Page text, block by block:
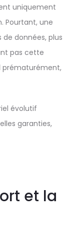
uniquement
Pourtant, une
de données, plus
pas cette
prématurément,
évolutif
garanties,
et la